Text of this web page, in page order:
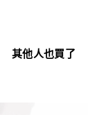
其他人也買了